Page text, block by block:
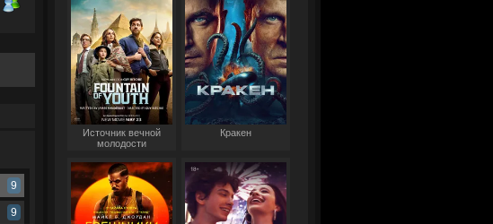
9
9
Источник вечной
молодости
Кракен